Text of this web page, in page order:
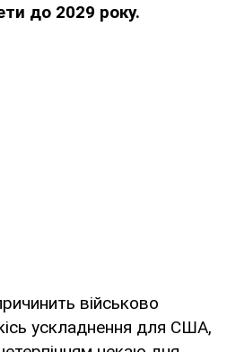
до 2029 року.
військово
ускладнення для США,